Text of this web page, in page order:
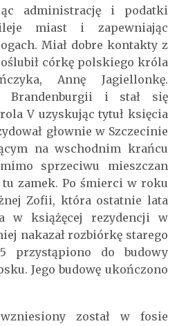
administrację i podatki
miast i zapewniając
Miał dobre kontakty z
córkę polskiego króla
Annę Jagiellonkę.
Brandenburgii i stał się
V uzyskując tytuł księcia
głownie w Szczecinie
na wschodnim krańcu
sprzeciwu mieszczan
tu zamek. Po śmierci w roku
Zofii, która ostatnie lata
w książęcej rezydencji w
nakazał rozbiórkę starego
przystąpiono do budowy
Jego budowę ukończono
został w fosie